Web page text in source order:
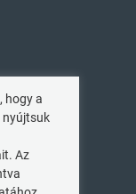
hogy a
nyújtsuk
Az